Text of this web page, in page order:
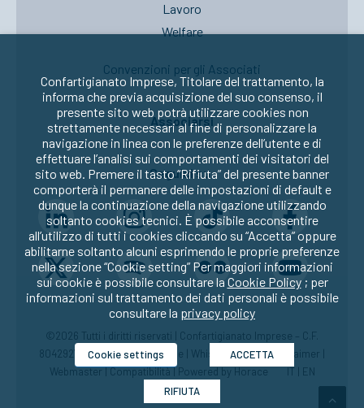
Lavoro
Welfare
Convenzioni per gli Associati
Associarsi
Seguici su:
©2026 Tutti i diritti riservati | Confartigianato Imprese – C.F.
80429270582 |Privacy|Cookie Whistleblowing|Disclaimer
Webmaster|Compatibilità| Powered by Horace IT EN
Confartigianato Imprese, Titolare del trattamento, la
informa che previa acquisizione del suo consenso, il
presente sito web potrà utilizzare cookies non
strettamente necessari al fine di personalizzare la
navigazione in linea con le preferenze dell’utente e di
effettuare l’analisi sui comportamenti dei visitatori del
sito web. Premere il tasto “Rifiuta” del presente banner
comporterà il permanere delle impostazioni di default e
dunque la continuazione della navigazione utilizzando
soltanto cookies tecnici. È possibile acconsentire
all’utilizzo di tutti i cookies cliccando su “Accetta” oppure
abilitarne soltanto alcuni esprimendo le proprie preferenze
nella sezione “Cookie setting” Per maggiori informazioni
sui cookie è possibile consultare la Cookie Policy; per
informazioni sul trattamento dei dati personali è possibile
consultare la privacy policy
Cookie settings ACCETTA
RIFIUTA